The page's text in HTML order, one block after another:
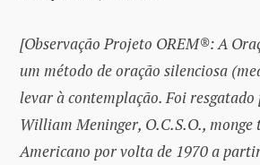
[Observação Projeto OREM®: A
um método de oração silenciosa
levar à contemplação. Foi resgatado
William Meninger, O.C.S.O.,
Americano por volta de 1970 a